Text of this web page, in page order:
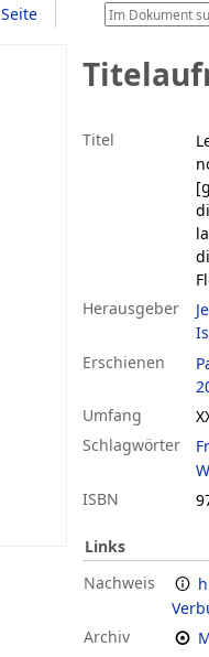
Seite
Titel
Herausgeber
Erschienen
Umfang
Schlagwörter
ISBN
Links
Nachweis
Archiv